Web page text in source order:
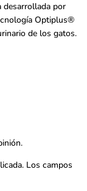
desarrollada por
Optiplus®
de los gatos.
Los campos